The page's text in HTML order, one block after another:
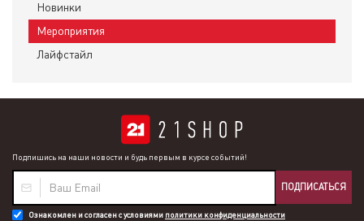
Новинки
Мероприятия
Лайфстайл
Подпишись на наши новости и будь первым в курсе событий!
ПОДПИСАТЬСЯ
Ознакомлен и согласен с условиями политики конфиденциальности